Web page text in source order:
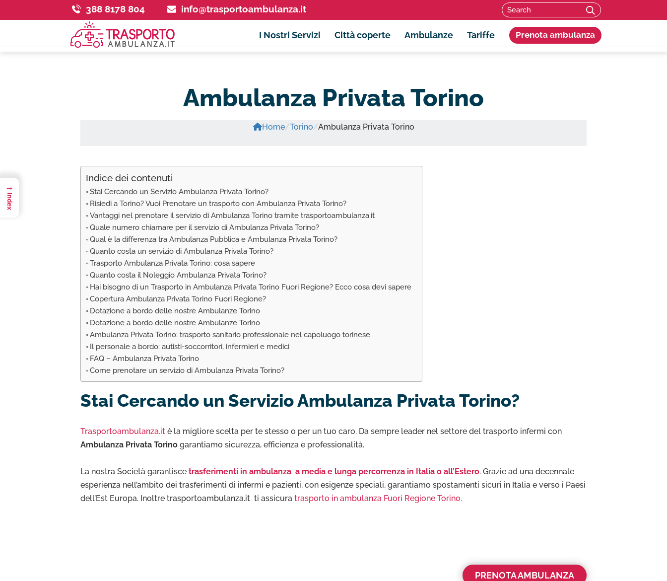
388 8178 804 info@trasportoambulanza.it Search for: SEARCH
I Nostri Servizi Città coperte Ambulanze Tariffe Prenota ambulanza
Ambulanza Privata Torino
Home/Torino/Ambulanza Privata Torino
Indice dei contenuti
Stai Cercando un Servizio Ambulanza Privata Torino?
Risiedi a Torino? Vuoi Prenotare un trasporto con Ambulanza Privata Torino?
Vantaggi nel prenotare il servizio di Ambulanza Torino tramite trasportoambulanza.it
Quale numero chiamare per il servizio di Ambulanza Privata Torino?
Qual è la differenza tra Ambulanza Pubblica e Ambulanza Privata Torino?
Quanto costa un servizio di Ambulanza Privata Torino?
Trasporto Ambulanza Privata Torino: cosa sapere
Quanto costa il Noleggio Ambulanza Privata Torino?
Hai bisogno di un Trasporto in Ambulanza Privata Torino Fuori Regione? Ecco cosa devi sapere
Copertura Ambulanza Privata Torino Fuori Regione?
Dotazione a bordo delle nostre Ambulanze Torino
Dotazione a bordo delle nostre Ambulanze Torino
Ambulanza Privata Torino: trasporto sanitario professionale nel capoluogo torinese
Il personale a bordo: autisti-soccorritori, infermieri e medici
FAQ – Ambulanza Privata Torino
Come prenotare un servizio di Ambulanza Privata Torino?
Stai Cercando un Servizio Ambulanza Privata Torino?
Trasportoambulanza.it è la migliore scelta per te stesso o per un tuo caro. Da sempre leader nel settore del trasporto infermi con
Ambulanza Privata Torino garantiamo sicurezza, efficienza e professionalità.
La nostra Società garantisce trasferimenti in ambulanza a media e lunga percorrenza in Italia o all’Estero. Grazie ad una decennale
esperienza nell’ambito dei trasferimenti di infermi e pazienti, con esigenze speciali, garantiamo spostamenti sicuri in Italia e verso i Paesi
dell’Est Europa. Inoltre trasportoambulanza.it ti assicura trasporto in ambulanza Fuori Regione Torino.
PRENOTA AMBULANZA
→
Index